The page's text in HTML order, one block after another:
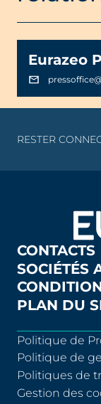
Eurazeo
RESTER
CONTACTS
SOCIÉTÉS
PLAN DU
Politique de
Politique de
Politiques de
Gestion des